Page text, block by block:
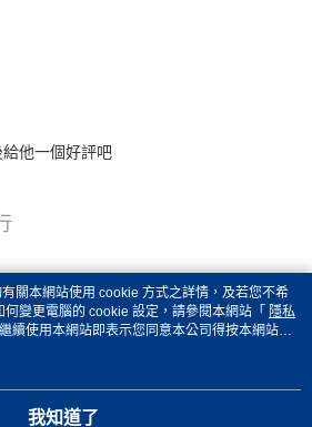
他一個好評吧
關本網站使用 cookie 方式之詳情，及若您不希
變更電腦的 cookie 設定，請參閱本網站「 隱私
續使用本網站即表示您同意本公司得按本網站使
。
我知道了